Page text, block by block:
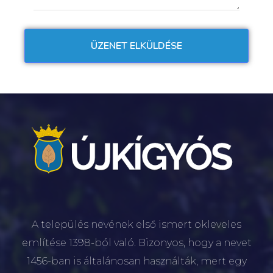
A település nevének első ismert okleveles
említése 1398-ból való. Bizonyos, hogy a nevet
1456-ban is általánosan használták, mert egy